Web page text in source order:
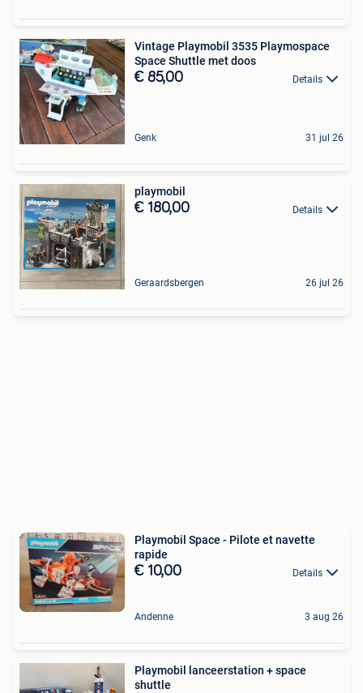
Vintage Playmobil 3535 Playmospace
Space Shuttle met doos
€ 85,00 Details
Genk 31 jul 26
playmobil
€ 180,00 Details
Geraardsbergen 26 jul 26
Playmobil Space - Pilote et navette
rapide
€ 10,00 Details
Andenne 3 aug 26
Playmobil lanceerstation + space
shuttle